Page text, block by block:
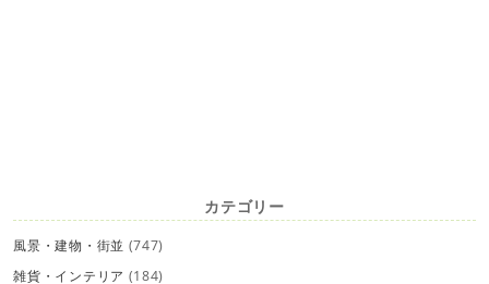
カテゴリー
風景・建物・街並 (747)
雑貨・インテリア (184)